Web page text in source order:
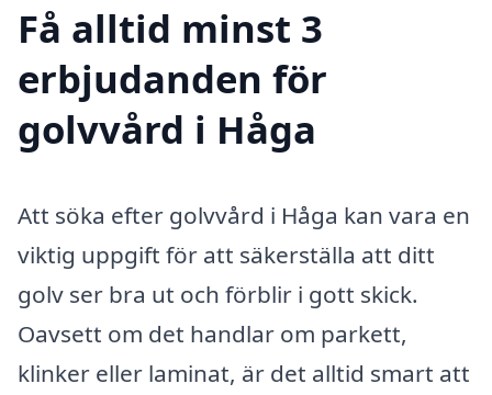
Få alltid minst 3
erbjudanden för
golvvård i Håga
Att söka efter golvvård i Håga kan vara en
viktig uppgift för att säkerställa att ditt
golv ser bra ut och förblir i gott skick.
Oavsett om det handlar om parkett,
klinker eller laminat, är det alltid smart att